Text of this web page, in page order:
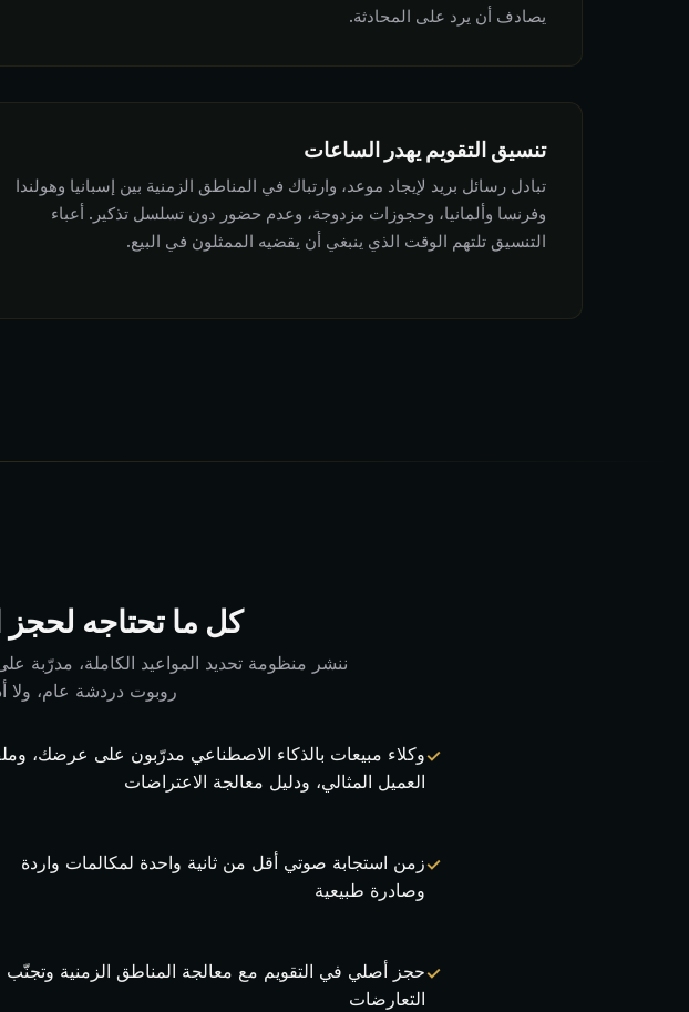
يصادف أن يرد على المحادثة.
تنسيق التقويم يهدر الساعات
تبادل رسائل بريد لإيجاد موعد، وارتباك في المناطق الزمنية بين إسبانيا وهولندا
وفرنسا وألمانيا، وحجوزات مزدوجة، وعدم حضور دون تسلسل تذكير. أعباء
التنسيق تلتهم الوقت الذي ينبغي أن يقضيه الممثلون في البيع.
كل ما تحتاجه لحجز
ننشر منظومة تحديد المواعيد الكاملة، مدرّبة
روبوت دردشة عام، ولا
وكلاء مبيعات بالذكاء الاصطناعي مدرّبون على عرضك،
العميل المثالي، ودليل معالجة الاعتراضات
زمن استجابة صوتي أقل من ثانية واحدة لمكالمات واردة
وصادرة طبيعية
حجز أصلي في التقويم مع معالجة المناطق الزمنية وتجنّب
التعارضات